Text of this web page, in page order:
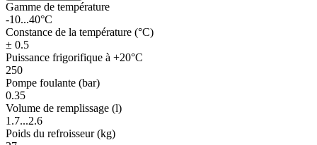
Gamme de température
-10...40°C
Constance de la température (°C)
± 0.5
Puissance frigorifique à +20°C
250
Pompe foulante (bar)
0.35
Volume de remplissage (l)
1.7...2.6
Poids du refroisseur (kg)